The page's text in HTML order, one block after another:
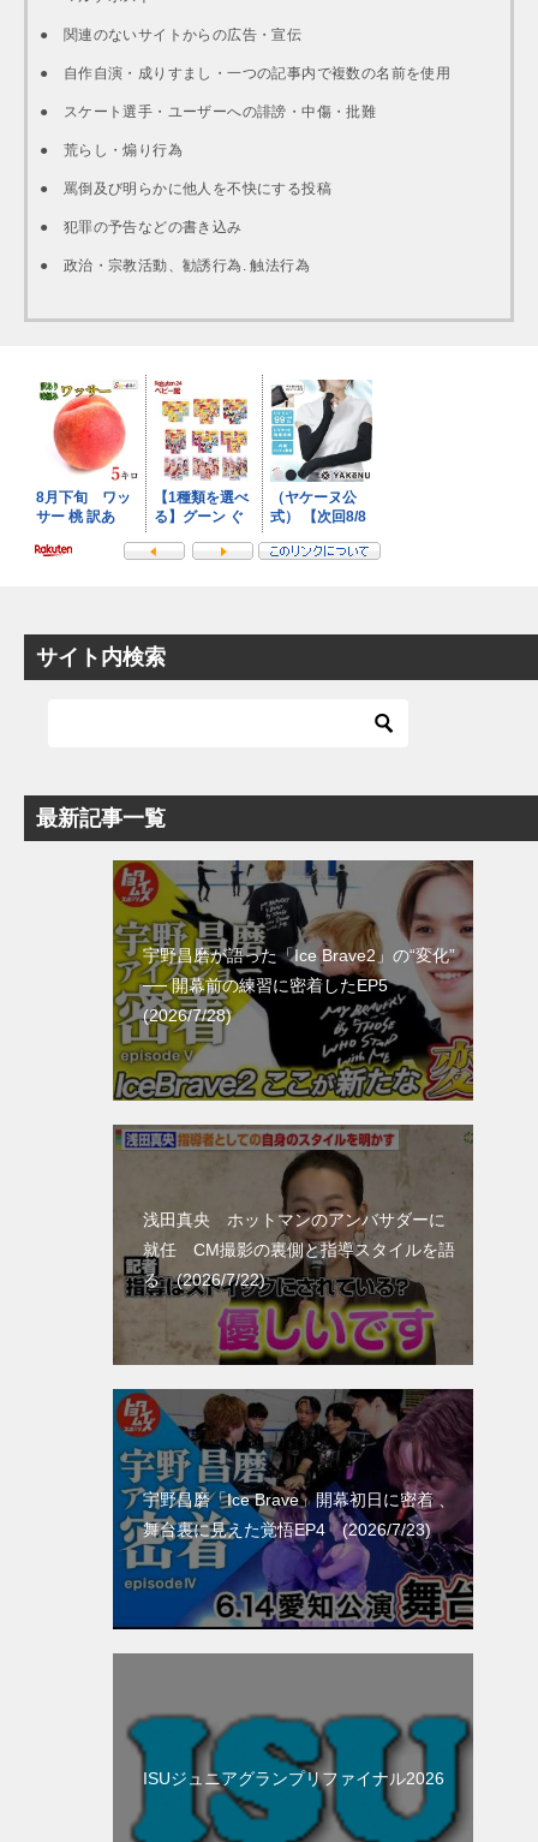
● 関連のないサイトからの広告・宣伝
● 自作自演・成りすまし・一つの記事内で複数の名前を使用
● スケート選手・ユーザーへの誹謗・中傷・批難
● 荒らし・煽り行為
● 罵倒及び明らかに他人を不快にする投稿
● 犯罪の予告などの書き込み
● 政治・宗教活動、勧誘行為. 触法行為
サイト内検索
最新記事一覧
宇野昌磨が語った「Ice Brave2」の“変化”
── 開幕前の練習に密着したEP5
(2026/7/28)
浅田真央 ホットマンのアンバサダーに
就任 CM撮影の裏側と指導スタイルを語
る (2026/7/22)
宇野昌磨「Ice Brave」開幕初日に密着 、
舞台裏に見えた覚悟EP4 (2026/7/23)
ISUジュニアグランプリファイナル2026